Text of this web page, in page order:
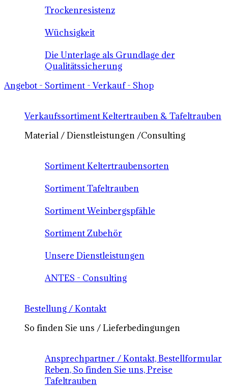
Trockenresistenz
Wüchsigkeit
Die Unterlage als Grundlage der
Qualitätssicherung
Angebot - Sortiment - Verkauf - Shop
Verkaufssortiment Keltertrauben & Tafeltrauben
Material / Dienstleistungen /Consulting
Sortiment Keltertraubensorten
Sortiment Tafeltrauben
Sortiment Weinbergspfähle
Sortiment Zubehör
Unsere Dienstleistungen
ANTES - Consulting
Bestellung / Kontakt
So finden Sie uns / Lieferbedingungen
Ansprechpartner / Kontakt, Bestellformular
Reben, So finden Sie uns, Preise
Tafeltrauben